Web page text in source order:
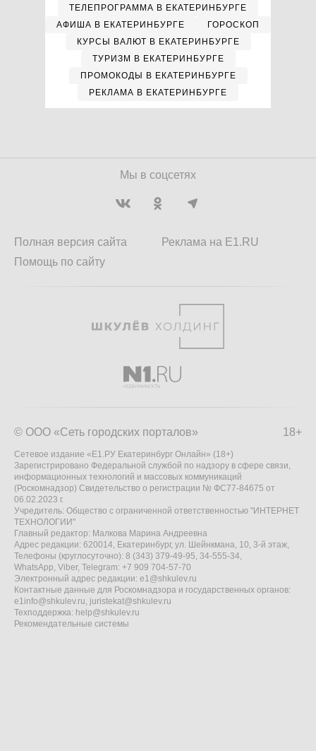
ТЕЛЕПРОГРАММА В ЕКАТЕРИНБУРГЕ
АФИША В ЕКАТЕРИНБУРГЕ
ГОРОСКОП
КУРСЫ ВАЛЮТ В ЕКАТЕРИНБУРГЕ
ТУРИЗМ В ЕКАТЕРИНБУРГЕ
ПРОМОКОДЫ В ЕКАТЕРИНБУРГЕ
РЕКЛАМА В ЕКАТЕРИНБУРГЕ
Мы в соцсетях
Полная версия сайта
Помощь по сайту
Реклама на E1.RU
18+
© ООО «Сеть городских порталов»
Сетевое издание «Е1.РУ Екатеринбург Онлайн» (18+)
Зарегистрировано Федеральной службой по надзору в сфере связи,
информационных технологий и массовых коммуникаций
(Роскомнадзор) Свидетельство о регистрации № ФС77-84675 от
06.02.2023 г.
Учредитель: Общество с ограниченной ответственностью "ИНТЕРНЕТ
ТЕХНОЛОГИИ"
Главный редактор: Малкова Марина Андреевна
Адрес редакции: 620014, Екатеринбург, ул. Шейнкмана, 10, 3-й этаж,
Телефоны (круглосуточно): 8 (343) 379-49-95, 34-555-34,
WhatsApp, Viber, Telegram: +7 909 704-57-70
Электронный адрес редакции: e1@shkulev.ru
Контактные данные для Роскомнадзора и государственных органов:
e1info@shkulev.ru, juristekat@shkulev.ru
Техподдержка: help@shkulev.ru
Рекомендательные системы